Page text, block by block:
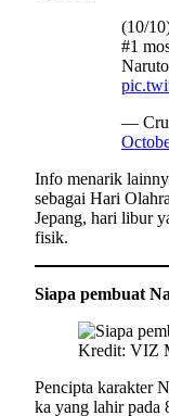
(10/
#1
—
Info menarik
sebagai Hari
Jepang, hari libur
fisik.
Siapa pembuat
Kredit: VIZ
Pencipta karakter
ka yang lahir pada